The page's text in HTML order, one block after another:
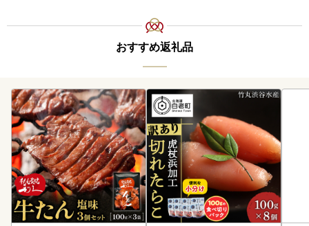
おすすめ返礼品